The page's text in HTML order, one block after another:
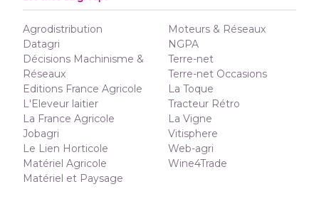
Agrodistribution
Datagri
Décisions Machinisme &
Réseaux
Editions France Agricole
L'Eleveur laitier
La France Agricole
Jobagri
Le Lien Horticole
Matériel Agricole
Matériel et Paysage
Moteurs & Réseaux
NGPA
Terre-net
Terre-net Occasions
La Toque
Tracteur Rétro
La Vigne
Vitisphere
Web-agri
Wine4Trade